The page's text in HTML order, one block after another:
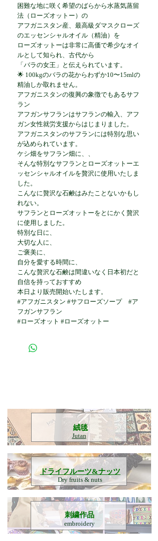
困難な地に咲く希望のばらから水蒸気蒸留
法（ローズオットー）の
アフガニスタン産、最高級ダマスクローズ
のエッセンシャルオイル（精油）を
ローズオットーは非常に高価で希少なオイ
ルとして知られ、古代から
「バラの女王」と伝えられています。
🌟 100kgのバラの花からわずか10〜15mlの
精油しか取れません。
アフガニスタンの復興の象徴でもあるサフ
ラン
アフガンサフランはサフランの輸入、アフ
ガン女性就労支援からはじまりました。
アフガニスタンのサフランには特別な思い
が込められています。
ケシ畑をサフラン畑に、、
そんな特別なサフランとローズオットーエ
ッセンシャルオイルを贅沢に使用いたしま
した。
こんなに贅沢な石鹸はみたことないかもし
れない。
サフランとローズオットーをとにかく贅沢
に使用しました。
特別な日に、
大切な人に、
ご褒美に、
自分を愛する時間に、
こんな贅沢な石鹸は間違いなく日本初だと
自信を持っておすすめ
本日より販売開始いたします。
#アフガニスタン #サフローズソープ #ア
フガンサフラン
#ローズオット #ローズオットー
​絨毯
Jutan
​ドライフルーツ&ナッツ
Dry fruits & nuts
刺繍作品
embroidery